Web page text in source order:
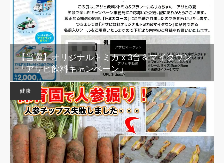
【当選】オリジナルトミカｘ3台＆マイタウン
「アサヒ飲料キャンペーン」
健康